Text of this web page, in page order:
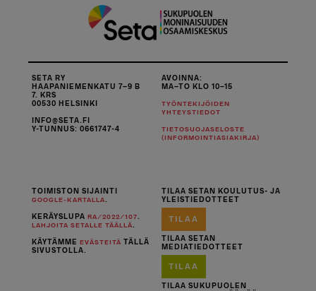
tehdä
valinnat
SETA RY
HAAPANIEMENKATU 7–9 B
7. KRS
00530 HELSINKI
INFO@SETA.FI
Y-TUNNUS: 0661747-4
AVOINNA:
MA–TO KLO 10–15
TYÖNTEKIJÖIDEN
YHTEYSTIEDOT
TIETOSUOJASELOSTE
(INFORMOINTIASIAKIRJA)
TOIMISTON SIJAINTI
GOOGLE-KARTALLA
KERÄYSLUPARA/2022/107
LAHJOITA SETALLE TÄÄLLÄ
KÄYTÄMMEEVÄSTEITÄ TÄLLÄ
SIVUSTOLLA.
TILAA SETAN KOULUTUS- JA
YLEISTIEDOTTEET
TILAA
TILAA SETAN
MEDIATIEDOTTEET
TILAA
TILAA SUKUPUOLEN